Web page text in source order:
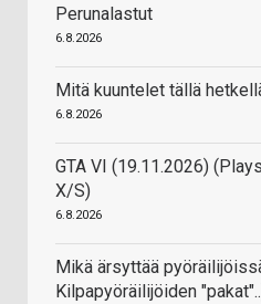
Perunalastut
6.8.2026
Mitä kuuntelet tällä
6.8.2026
GTA VI (19.11.2026)
X/S)
6.8.2026
Mikä ärsyttää
Kilpapyöräilijöiden